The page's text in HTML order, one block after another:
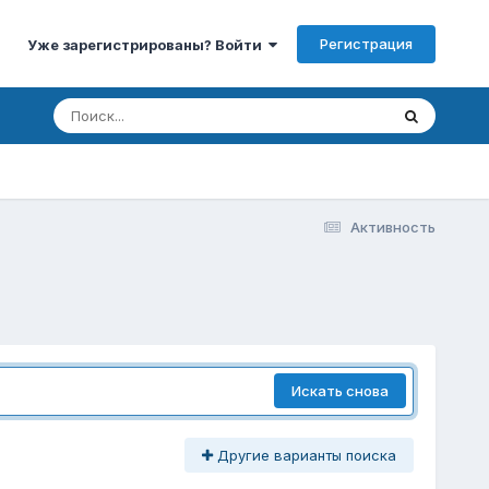
Уже зарегистрированы? Войти Регистрация
Активность
Искать снова
Другие варианты поиска